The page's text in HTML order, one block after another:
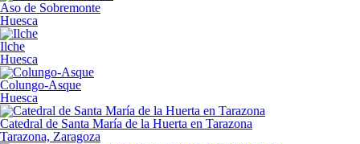
Aso de Sobremonte
Huesca
Ilche
Huesca
Colungo-Asque
Huesca
Catedral de Santa María de la Huerta en Tarazona
Tarazona, Zaragoza